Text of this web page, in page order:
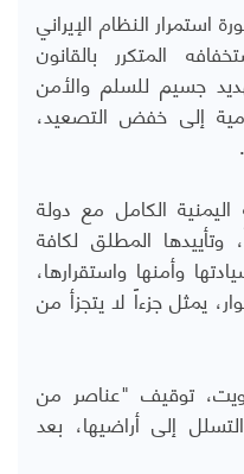
استمرار النظام الإيراني
المتكرر بالقانون
جسيم للسلم والأمن
إلى خفض التصعيد،
الكامل مع دولة
المطلق لكافة
وأمنها واستقرارها،
يمثل جزءاً لا يتجزأ من
توقيف "عناصر من
إلى أراضيها، بعد